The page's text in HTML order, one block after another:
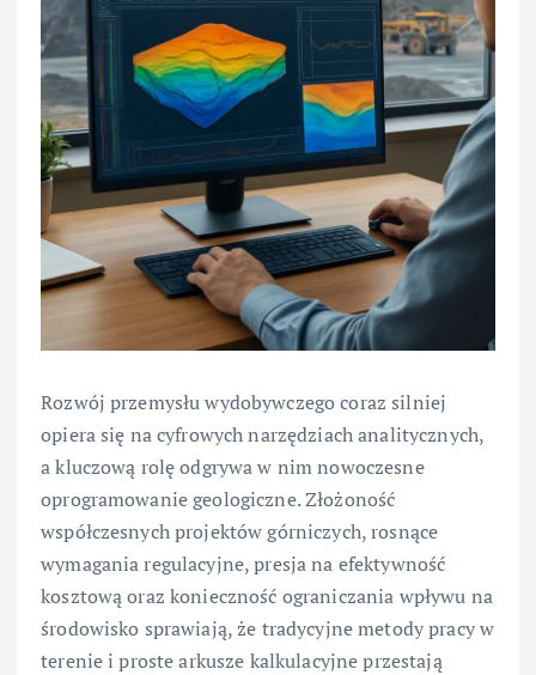
Rozwój przemysłu wydobywczego coraz silniej
opiera się na cyfrowych narzędziach analitycznych,
a kluczową rolę odgrywa w nim nowoczesne
oprogramowanie geologiczne. Złożoność
współczesnych projektów górniczych, rosnące
wymagania regulacyjne, presja na efektywność
kosztową oraz konieczność ograniczania wpływu na
środowisko sprawiają, że tradycyjne metody pracy w
terenie i proste arkusze kalkulacyjne przestają